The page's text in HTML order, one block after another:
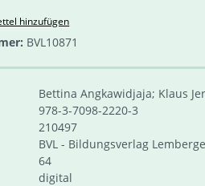
hinzufügen
BVL10871
Bettina Angkawidjaja; Klaus
978-3-7098-2220-3
210497
BVL - Bildungsverlag
64
digital